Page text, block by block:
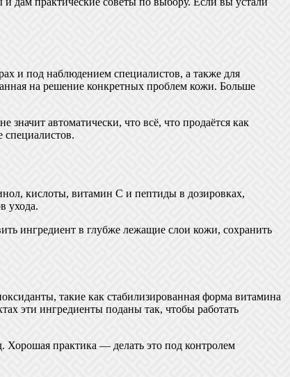
и под наблюдением специалистов, а также для
на решение конкретных проблем кожи. Больше
автоматически, что всё, что продаётся как
специалистов.
кислоты, витамин С и пептиды в дозировках,
ухода.
ингредиент в глубже лежащие слои кожи, сохранить
такие как стабилизированная форма витамина
эти ингредиенты поданы так, чтобы работать
Хорошая практика — делать это под контролем